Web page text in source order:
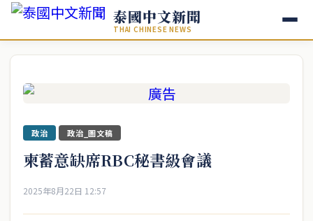
泰國中文新聞
THAI CHINESE NEWS
政治 政治_圖文稿
柬蓄意缺席RBC秘書級會議
2025年8月22日 12:57